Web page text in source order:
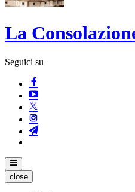
La
Seguici su
close